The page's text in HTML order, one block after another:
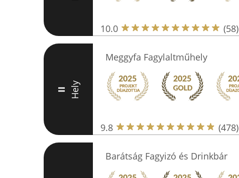
10.0 (58)
II Hely
Meggyfa Fagylaltműhely
9.8 (478)
Barátság Fagyizó és Drinkbár